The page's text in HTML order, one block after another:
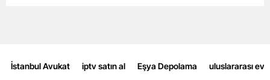
İstanbul Avukat iptv satın al Eşya Depolama uluslararası